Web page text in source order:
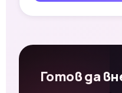
Готов да